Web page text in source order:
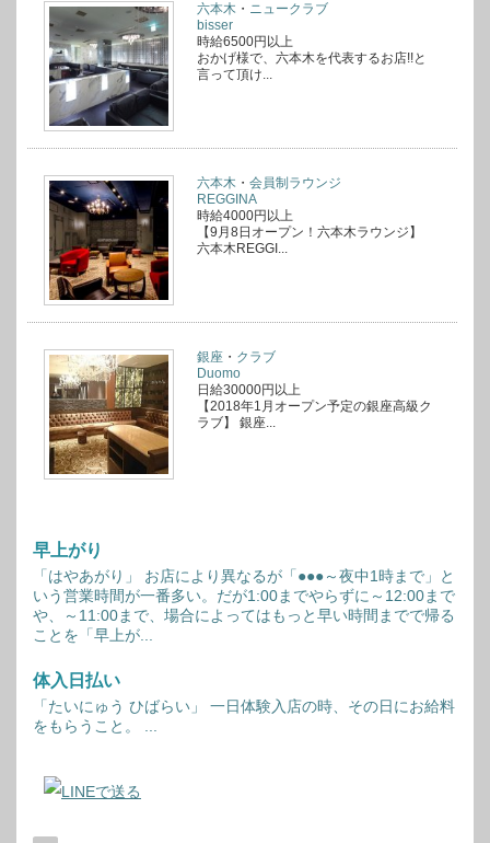
六本木 ・ ニュークラブ
bisser
時給6500円以上
おかげ様で、六本木を代表するお店!!と
言って頂け...
六本木 ・会員制ラウンジ
REGGINA
時給4000円以上
【9月8日オープン！六本木ラウンジ】
六本木REGGI...
銀座 ・ クラブ
Duomo
日給30000円以上
【2018年1月オープン予定の銀座高級ク
ラブ】 銀座...
早上がり
「はやあがり」 お店により異なるが「●●●～夜中1時まで」と
いう営業時間が一番多い。だが1:00までやらずに～12:00まで
や、～11:00まで、場合によってはもっと早い時間までで帰る
ことを「早上が...
体入日払い
「たいにゅう ひばらい」 一日体験入店の時、その日にお給料
をもらうこと。 ...